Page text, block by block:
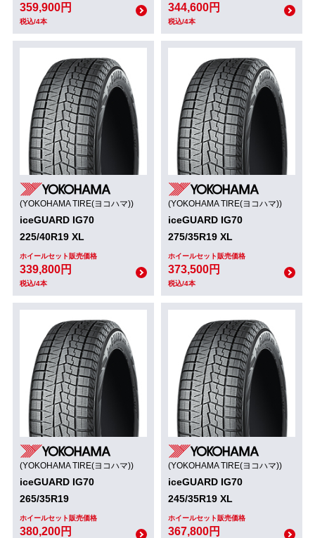
359,900円
税込/4本
344,600円
税込/4本
(YOKOHAMA TIRE(ヨコハマ))
iceGUARD IG70
225/40R19 XL
ホイールセット販売価格
339,800円
税込/4本
(YOKOHAMA TIRE(ヨコハマ))
iceGUARD IG70
275/35R19 XL
ホイールセット販売価格
373,500円
税込/4本
(YOKOHAMA TIRE(ヨコハマ))
iceGUARD IG70
265/35R19
ホイールセット販売価格
380,200円
(YOKOHAMA TIRE(ヨコハマ))
iceGUARD IG70
245/35R19 XL
ホイールセット販売価格
367,800円